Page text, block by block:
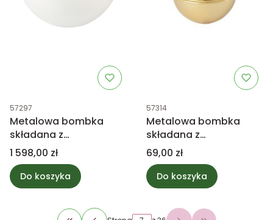
Kod produktu
57297
Metalowa bombka
składana z
dzwoneczkiem w
środku - biała XXL
Cena
1 598,00 zł
Do koszyka
Kod produktu
57314
Metalowa bombka
składana z
dzwoneczkiem w
środku - złota S
Cena
69,00 zł
Do koszyka